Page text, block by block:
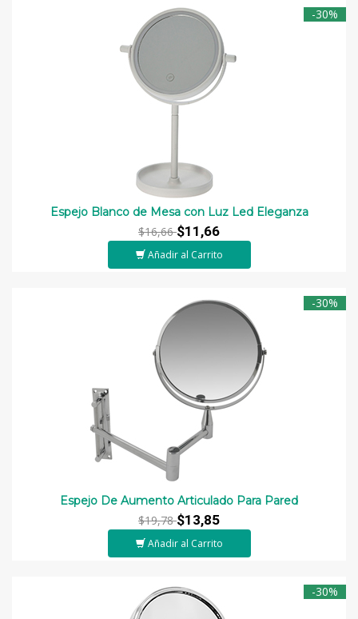
-30%
Espejo Blanco de Mesa con Luz Led Eleganza
$16,66$11,66
Añadir al Carrito
-30%
Espejo De Aumento Articulado Para Pared
$19,78$13,85
Añadir al Carrito
-30%